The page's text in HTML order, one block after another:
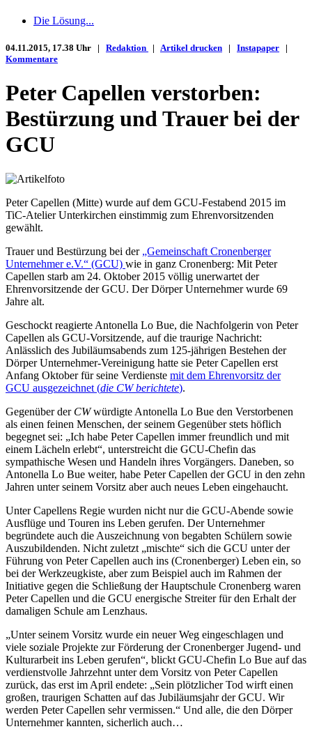
Die Lösung...
04.11.2015, 17.38 Uhr | Redaktion | Artikel drucken | Instapaper |
Kommentare
Peter Capellen verstorben:
Bestürzung und Trauer bei der
GCU
Peter Capellen (Mitte) wurde auf dem GCU-Festabend 2015 im
TiC-Atelier Unterkirchen einstimmig zum Ehrenvorsitzenden
gewählt.
Trauer und Bestürzung bei der „Gemeinschaft Cronenberger
Unternehmer e.V.“ (GCU) wie in ganz Cronenberg: Mit Peter
Capellen starb am 24. Oktober 2015 völlig unerwartet der
Ehrenvorsitzende der GCU. Der Dörper Unternehmer wurde 69
Jahre alt.
Geschockt reagierte Antonella Lo Bue, die Nachfolgerin von Peter
Capellen als GCU-Vorsitzende, auf die traurige Nachricht:
Anlässlich des Jubiläumsabends zum 125-jährigen Bestehen der
Dörper Unternehmer-Vereinigung hatte sie Peter Capellen erst
Anfang Oktober für seine Verdienste mit dem Ehrenvorsitz der
GCU ausgezeichnet (die CW berichtete).
Gegenüber der CWwürdigte Antonella Lo Bue den Verstorbenen
als einen feinen Menschen, der seinem Gegenüber stets höflich
begegnet sei: „Ich habe Peter Capellen immer freundlich und mit
einem Lächeln erlebt“, unterstreicht die GCU-Chefin das
sympathische Wesen und Handeln ihres Vorgängers. Daneben, so
Antonella Lo Bue weiter, habe Peter Capellen der GCU in den zehn
Jahren unter seinem Vorsitz aber auch neues Leben eingehaucht.
Unter Capellens Regie wurden nicht nur die GCU-Abende sowie
Ausflüge und Touren ins Leben gerufen. Der Unternehmer
begründete auch die Auszeichnung von begabten Schülern sowie
Auszubildenden. Nicht zuletzt „mischte“ sich die GCU unter der
Führung von Peter Capellen auch ins (Cronenberger) Leben ein, so
bei der Werkzeugkiste, aber zum Beispiel auch im Rahmen der
Initiative gegen die Schließung der Hauptschule Cronenberg waren
Peter Capellen und die GCU energische Streiter für den Erhalt der
damaligen Schule am Lenzhaus.
„Unter seinem Vorsitz wurde ein neuer Weg eingeschlagen und
viele soziale Projekte zur Förderung der Cronenberger Jugend- und
Kulturarbeit ins Leben gerufen“, blickt GCU-Chefin Lo Bue auf das
verdienstvolle Jahrzehnt unter dem Vorsitz von Peter Capellen
zurück, das erst im April endete: „Sein plötzlicher Tod wirft einen
großen, traurigen Schatten auf das Jubiläumsjahr der GCU. Wir
werden Peter Capellen sehr vermissen.“ Und alle, die den Dörper
Unternehmer kannten, sicherlich auch…